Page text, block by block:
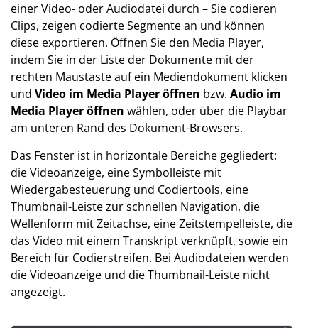
einer Video- oder Audiodatei durch – Sie codieren
Clips, zeigen codierte Segmente an und können
diese exportieren. Öffnen Sie den Media Player,
indem Sie in der Liste der Dokumente mit der
rechten Maustaste auf ein Mediendokument klicken
und Video im Media Player öffnen bzw. Audio im
Media Player öffnen wählen, oder über die Playbar
am unteren Rand des Dokument-Browsers.
Das Fenster ist in horizontale Bereiche gegliedert:
die Videoanzeige, eine Symbolleiste mit
Wiedergabesteuerung und Codiertools, eine
Thumbnail-Leiste zur schnellen Navigation, die
Wellenform mit Zeitachse, eine Zeitstempelleiste, die
das Video mit einem Transkript verknüpft, sowie ein
Bereich für Codierstreifen. Bei Audiodateien werden
die Videoanzeige und die Thumbnail-Leiste nicht
angezeigt.